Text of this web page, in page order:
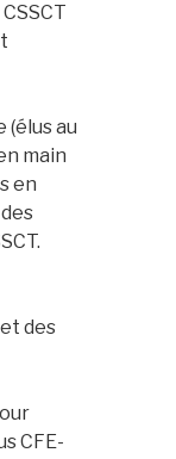
(élus au
main
en
des
CFE-